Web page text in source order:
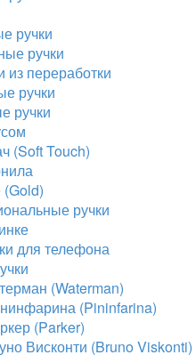
ручки
ручки
из переработки
ручки
ручки
(Soft Touch)
(Gold)
ручки
для телефона
(Waterman)
(Pininfarina)
(Parker)
Висконти (Bruno Viskonti)